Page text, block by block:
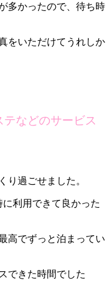
多かったので、待ち時
をいただけてうれしか
などのサービス
り過ごせました。
利用できて良かった
高でずっと泊まってい
できた時間でした